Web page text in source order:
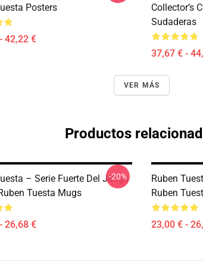
Posters
42,22 €
Collector’s
Sudaderas
37,67 € -
VER MÁS
Productos
– Serie Fuerte Del Juego
Tuesta Mugs
26,68 €
-20%
Ruben
Ruben
23,00 € -